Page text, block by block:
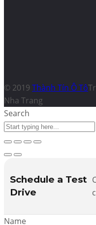
© 2019 Thành Tín Ô Tô
Nha Trang
Search
Schedule a Test
Drive
Name